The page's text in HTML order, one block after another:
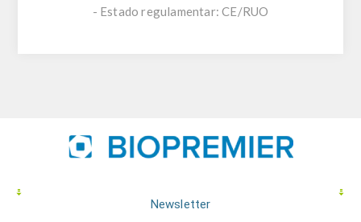
- Estado regulamentar: CE/RUO
Newsletter